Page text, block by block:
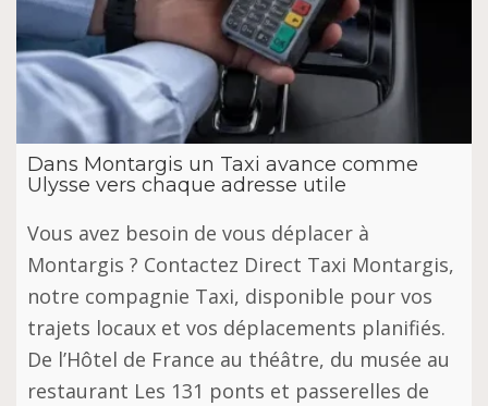
Dans Montargis un Taxi avance comme
Ulysse vers chaque adresse utile
Vous avez besoin de vous déplacer à
Montargis ? Contactez Direct Taxi Montargis,
notre compagnie Taxi, disponible pour vos
trajets locaux et vos déplacements planifiés.
De l’Hôtel de France au théâtre, du musée au
restaurant Les 131 ponts et passerelles de